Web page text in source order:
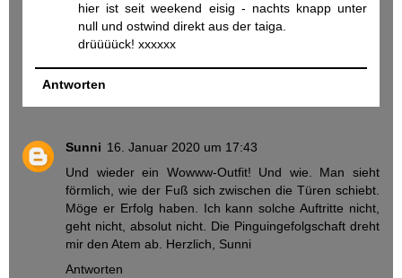
hier ist seit weekend eisig - nachts knapp unter
null und ostwind direkt aus der taiga.
drüüüück! xxxxxx
Antworten
Sunni 16. Januar 2020 um 17:43
Und wieder ein Wowww-Outfit! Und wie. Man sieht
förmlich, wie der Fuß sich zwischen die Türen schiebt.
Möge er Erfolg haben. Ich kann solche Auftritte nicht,
geht nicht, absolut nicht. Die Pinguingefolgschaft dreht
mir den Atem ab. Herzlich, Sunni
Antworten